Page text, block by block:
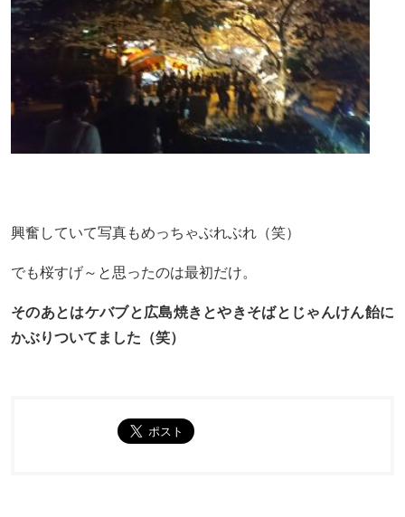
興奮していて写真もめっちゃぶれぶれ（笑）
でも桜すげ～と思ったのは最初だけ。
そのあとはケバブと広島焼きとやきそばとじゃんけん飴に
かぶりついてました（笑）